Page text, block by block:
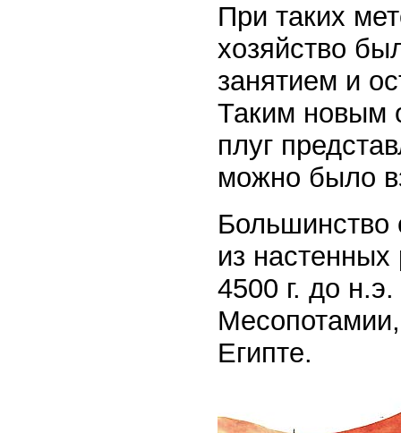
При таких
хозяйство
занятием и
Таким новым
плуг
можно было
Большинство
из
4500 г. до
Египте.